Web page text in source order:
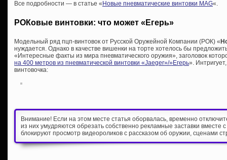
Все подробности — в статье « Новые пневматические винтовки MAG«.
РОКовые винтовки: что может «Егерь»
Модельный ряд пцп-винтовок от Русской Оружейной Компании (РОК) «
нуждается. Однако в качестве вишенки на торте хотелось бы
«Интересные факты из мира пневматического оружия», заголовок
на 400 метров из пневматической винтовки «Jaeger»/»Егерь».
винтовочка:
Внимание! Если на этом месте статья оборвалась, временно
из них умудряются обрезать собственно рекламные заставки вместе
блокируют просмотр видеороликов с рассказом об оружии, сценами